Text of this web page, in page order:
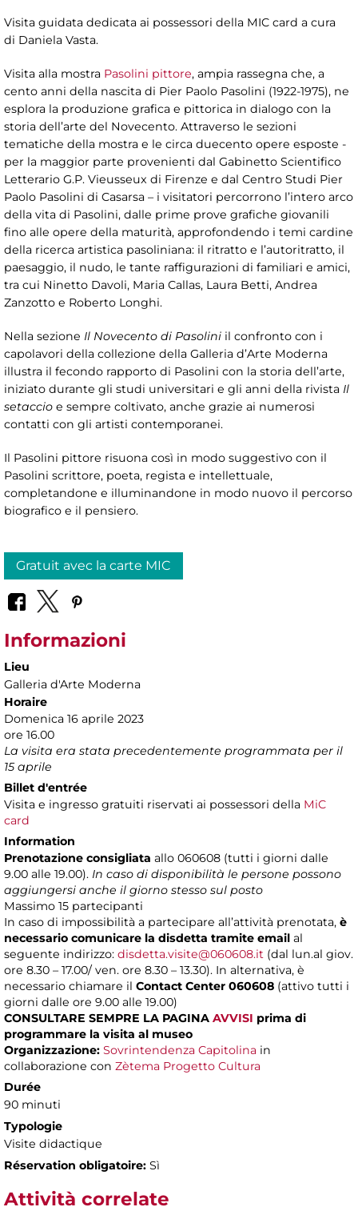
Visita guidata dedicata ai possessori della MIC card a cura
di Daniela Vasta.
Visita alla mostra Pasolini pittore, ampia rassegna che, a
cento anni della nascita di Pier Paolo Pasolini (1922-1975), ne
esplora la produzione grafica e pittorica in dialogo con la
storia dell’arte del Novecento. Attraverso le sezioni
tematiche della mostra e le circa duecento opere esposte -
per la maggior parte provenienti dal Gabinetto Scientifico
Letterario G.P. Vieusseux di Firenze e dal Centro Studi Pier
Paolo Pasolini di Casarsa – i visitatori percorrono l’intero arco
della vita di Pasolini, dalle prime prove grafiche giovanili
fino alle opere della maturità, approfondendo i temi cardine
della ricerca artistica pasoliniana: il ritratto e l’autoritratto, il
paesaggio, il nudo, le tante raffigurazioni di familiari e amici,
tra cui Ninetto Davoli, Maria Callas, Laura Betti, Andrea
Zanzotto e Roberto Longhi.
Nella sezione Il Novecento di Pasolini il confronto con i
capolavori della collezione della Galleria d’Arte Moderna
illustra il fecondo rapporto di Pasolini con la storia dell’arte,
iniziato durante gli studi universitari e gli anni della rivista Il
setaccio e sempre coltivato, anche grazie ai numerosi
contatti con gli artisti contemporanei.
Il Pasolini pittore risuona così in modo suggestivo con il
Pasolini scrittore, poeta, regista e intellettuale,
completandone e illuminandone in modo nuovo il percorso
biografico e il pensiero.
Gratuit avec la carte MIC
Informazioni
Lieu
Galleria d'Arte Moderna
Horaire
Domenica 16 aprile 2023
ore 16.00
La visita era stata precedentemente programmata per il
15 aprile
Billet d'entrée
Visita e ingresso gratuiti riservati ai possessori della MiC
card
Information
Prenotazione consigliata allo 060608 (tutti i giorni dalle
9.00 alle 19.00). In caso di disponibilità le persone possono
aggiungersi anche il giorno stesso sul posto
Massimo 15 partecipanti
In caso di impossibilità a partecipare all’attività prenotata, è
necessario comunicare la disdetta tramite email al
seguente indirizzo: disdetta.visite@060608.it (dal lun.al giov.
ore 8.30 – 17.00/ ven. ore 8.30 – 13.30). In alternativa, è
necessario chiamare il Contact Center 060608 (attivo tutti i
giorni dalle ore 9.00 alle 19.00)
CONSULTARE SEMPRE LA PAGINA AVVISI prima di
programmare la visita al museo
Organizzazione: Sovrintendenza Capitolina in
collaborazione con Zètema Progetto Cultura
Durée
90 minuti
Typologie
Visite didactique
Réservation obligatoire: Sì
Attività correlate